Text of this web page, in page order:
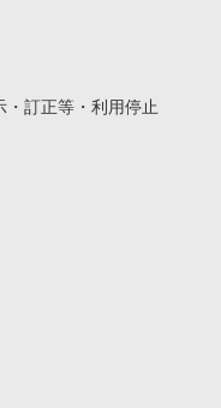
訂正等・利用停止